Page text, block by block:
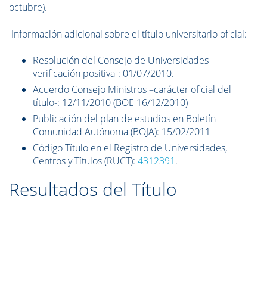
octubre).
Información adicional sobre el título universitario oficial:
Resolución del Consejo de Universidades –
verificación positiva-: 01/07/2010.
Acuerdo Consejo Ministros –carácter oficial del
título-: 12/11/2010 (BOE 16/12/2010)
Publicación del plan de estudios en Boletín
Comunidad Autónoma (BOJA): 15/02/2011
Código Título en el Registro de Universidades,
Centros y Títulos (RUCT): 4312391.
Resultados del Título